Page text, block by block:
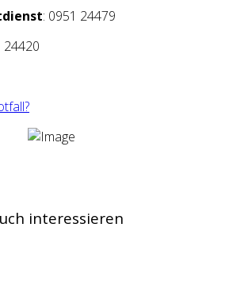
: 0951 24479
24420
interessieren